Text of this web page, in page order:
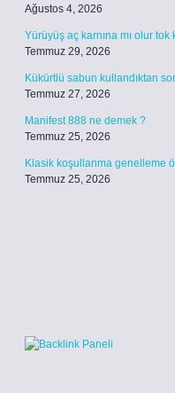
Ağustos 4, 2026
Yürüyüş aç karnına mı olur tok
Temmuz 29, 2026
Kükürtlü sabun kullandıktan
Temmuz 27, 2026
Manifest 888 ne demek ?
Temmuz 25, 2026
Klasik koşullanma genelleme
Temmuz 25, 2026